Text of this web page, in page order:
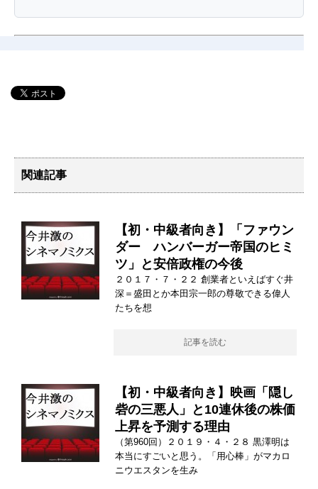
関連記事
【初・中級者向き】「ファウン
ダー ハンバーガー帝国のヒミ
ツ」と安倍政権の今後
２０１７・７・２２ 創業者といえばすぐ井
深＝盛田とか本田宗一郎の尊敬できる偉人
たちを想
記事を読む
【初・中級者向き】映画「隠し
砦の三悪人」と10連休後の株価
上昇を予測する理由
（第960回）２０１９・４・２８ 黒澤明は
本当にすごいと思う。「用心棒」がマカロ
ニウエスタンを生み